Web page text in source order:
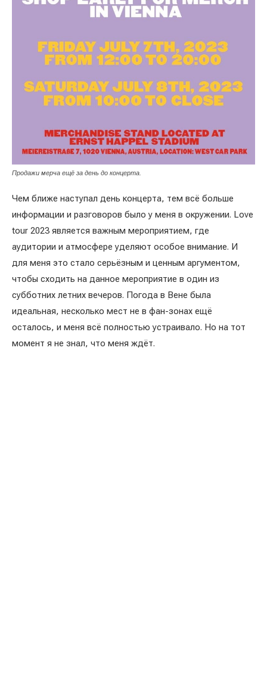
Продажи мерча ещё за день до концерта.
Чем ближе наступал день концерта, тем всё больше
информации и разговоров было у меня в окружении. Love
tour 2023 является важным мероприятием, где
аудитории и атмосфере уделяют особое внимание. И
для меня это стало серьёзным и ценным аргументом,
чтобы сходить на данное мероприятие в один из
субботних летних вечеров. Погода в Вене была
идеальная, несколько мест не в фан-зонах ещё
осталось, и меня всё полностью устраивало. Но на тот
момент я не знал, что меня ждёт.